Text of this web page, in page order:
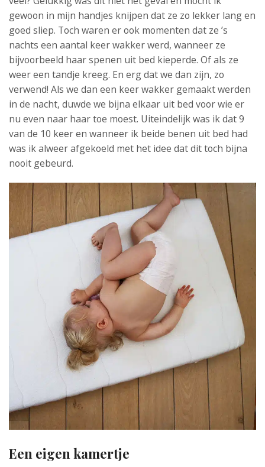
gewoon in mijn handjes knijpen dat ze zo lekker lang en
goed sliep. Toch waren er ook momenten dat ze ’s
nachts een aantal keer wakker werd, wanneer ze
bijvoorbeeld haar spenen uit bed kieperde. Of als ze
weer een tandje kreeg. En erg dat we dan zijn, zo
verwend! Als we dan een keer wakker gemaakt werden
in de nacht, duwde we bijna elkaar uit bed voor wie er
nu even naar haar toe moest. Uiteindelijk was ik dat 9
van de 10 keer en wanneer ik beide benen uit bed had
was ik alweer afgekoeld met het idee dat dit toch bijna
nooit gebeurd.
Een eigen kamertje